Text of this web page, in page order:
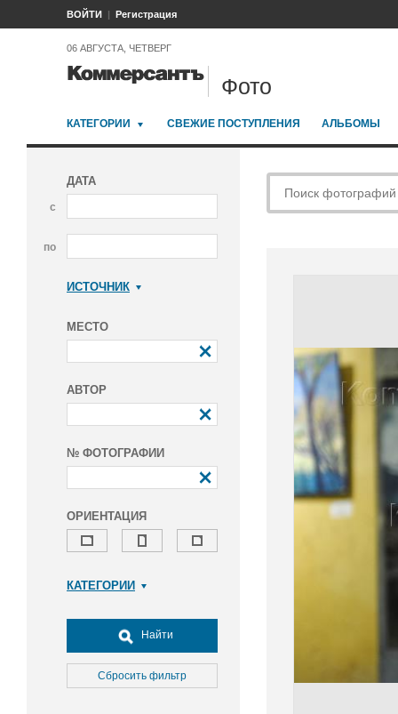
ВОЙТИ Регистрация
06 АВГУСТА, ЧЕТВЕРГ
Фото
КАТЕГОРИИ СВЕЖИЕ ПОСТУПЛЕНИЯ АЛЬБОМЫ
ДАТА
с
по
ИСТОЧНИК
МЕСТО
АВТОР
№ ФОТОГРАФИИ
ОРИЕНТАЦИЯ
КАТЕГОРИИ
Досуг, туризм и отдых
Культура
Медицина
Найти
Сбросить фильтр